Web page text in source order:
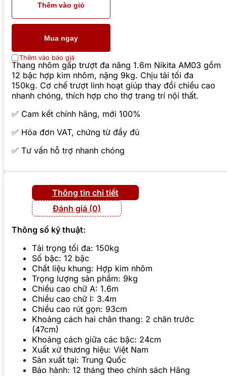
Thêm vào giỏ
Mua ngay
Thêm vào báo giá
Thang nhôm gấp trượt đa năng 1.6m Nikita AM03 gồm
12 bậc hợp kim nhôm, nặng 9kg. Chịu tải tối đa
150kg. Cơ chế trượt linh hoạt giúp thay đổi chiều cao
nhanh chóng, thích hợp cho thợ trang trí nội thất.
✅ Cam kết chính hãng, mới 100%
✅ Hóa đơn VAT, chứng từ đầy đủ
✅ Tư vấn hỗ trợ nhanh chóng
Thông tin chi tiết
Đánh giá (0)
Thông số kỹ thuật:
Tải trọng tối đa: 150kg
Số bậc: 12 bậc
Chất liệu khung: Hợp kim nhôm
Trọng lượng sản phẩm: 9kg
Chiều cao chữ A: 1.6m
Chiều cao chữ I: 3.4m
Chiều cao rút gọn: 93cm
Khoảng cách hai chân thang: 2 chân trước
(47cm)
Khoảng cách giữa các bậc: 24cm
Xuất xứ thương hiệu: Việt Nam
Sản xuất tại: Trung Quốc
Bảo hành: 12 tháng theo chính sách Hãng